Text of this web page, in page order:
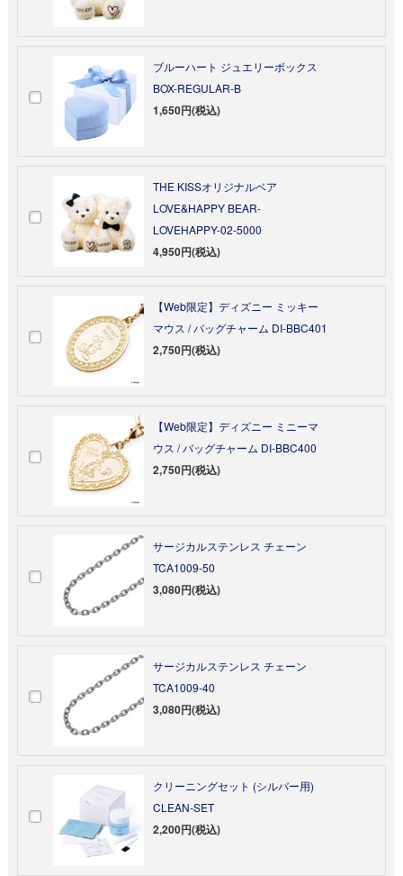
ブルーハート ジュエリーボックス
BOX-REGULAR-B
1,650円(税込)
THE KISSオリジナルベア
LOVE&HAPPY BEAR-
LOVEHAPPY-02-5000
4,950円(税込)
【Web限定】ディズニー ミッキー
マウス / バッグチャーム DI-BBC401
2,750円(税込)
【Web限定】ディズニー ミニーマ
ウス / バッグチャーム DI-BBC400
2,750円(税込)
サージカルステンレス チェーン
TCA1009-50
3,080円(税込)
サージカルステンレス チェーン
TCA1009-40
3,080円(税込)
クリーニングセット (シルバー用)
CLEAN-SET
2,200円(税込)